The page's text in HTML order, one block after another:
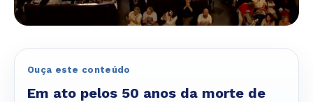
Ouça este conteúdo
Em ato pelos 50 anos da morte de